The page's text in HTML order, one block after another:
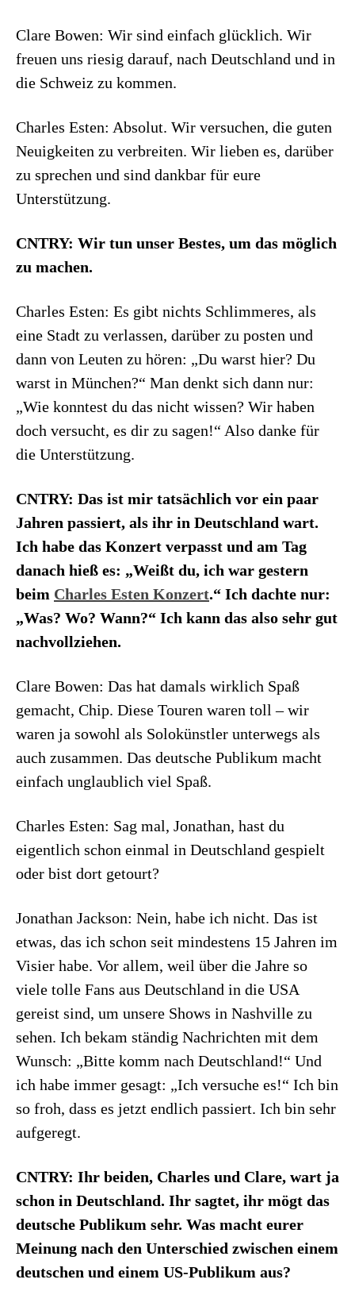
Clare Bowen: Wir sind einfach glücklich. Wir
freuen uns riesig darauf, nach Deutschland und in
die Schweiz zu kommen.
Charles Esten: Absolut. Wir versuchen, die guten
Neuigkeiten zu verbreiten. Wir lieben es, darüber
zu sprechen und sind dankbar für eure
Unterstützung.
CNTRY: Wir tun unser Bestes, um das möglich
zu machen.
Charles Esten: Es gibt nichts Schlimmeres, als
eine Stadt zu verlassen, darüber zu posten und
dann von Leuten zu hören: „Du warst hier? Du
warst in München?“ Man denkt sich dann nur:
„Wie konntest du das nicht wissen? Wir haben
doch versucht, es dir zu sagen!“ Also danke für
die Unterstützung.
CNTRY: Das ist mir tatsächlich vor ein paar
Jahren passiert, als ihr in Deutschland wart.
Ich habe das Konzert verpasst und am Tag
danach hieß es: „Weißt du, ich war gestern
beim Charles Esten Konzert.“ Ich dachte nur:
„Was? Wo? Wann?“ Ich kann das also sehr gut
nachvollziehen.
Clare Bowen: Das hat damals wirklich Spaß
gemacht, Chip. Diese Touren waren toll – wir
waren ja sowohl als Solokünstler unterwegs als
auch zusammen. Das deutsche Publikum macht
einfach unglaublich viel Spaß.
Charles Esten: Sag mal, Jonathan, hast du
eigentlich schon einmal in Deutschland gespielt
oder bist dort getourt?
Jonathan Jackson: Nein, habe ich nicht. Das ist
etwas, das ich schon seit mindestens 15 Jahren im
Visier habe. Vor allem, weil über die Jahre so
viele tolle Fans aus Deutschland in die USA
gereist sind, um unsere Shows in Nashville zu
sehen. Ich bekam ständig Nachrichten mit dem
Wunsch: „Bitte komm nach Deutschland!“ Und
ich habe immer gesagt: „Ich versuche es!“ Ich bin
so froh, dass es jetzt endlich passiert. Ich bin sehr
aufgeregt.
CNTRY: Ihr beiden, Charles und Clare, wart ja
schon in Deutschland. Ihr sagtet, ihr mögt das
deutsche Publikum sehr. Was macht eurer
Meinung nach den Unterschied zwischen einem
deutschen und einem US-Publikum aus?